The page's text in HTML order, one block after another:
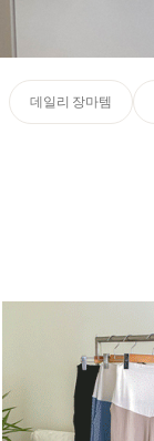
데일리 장마템